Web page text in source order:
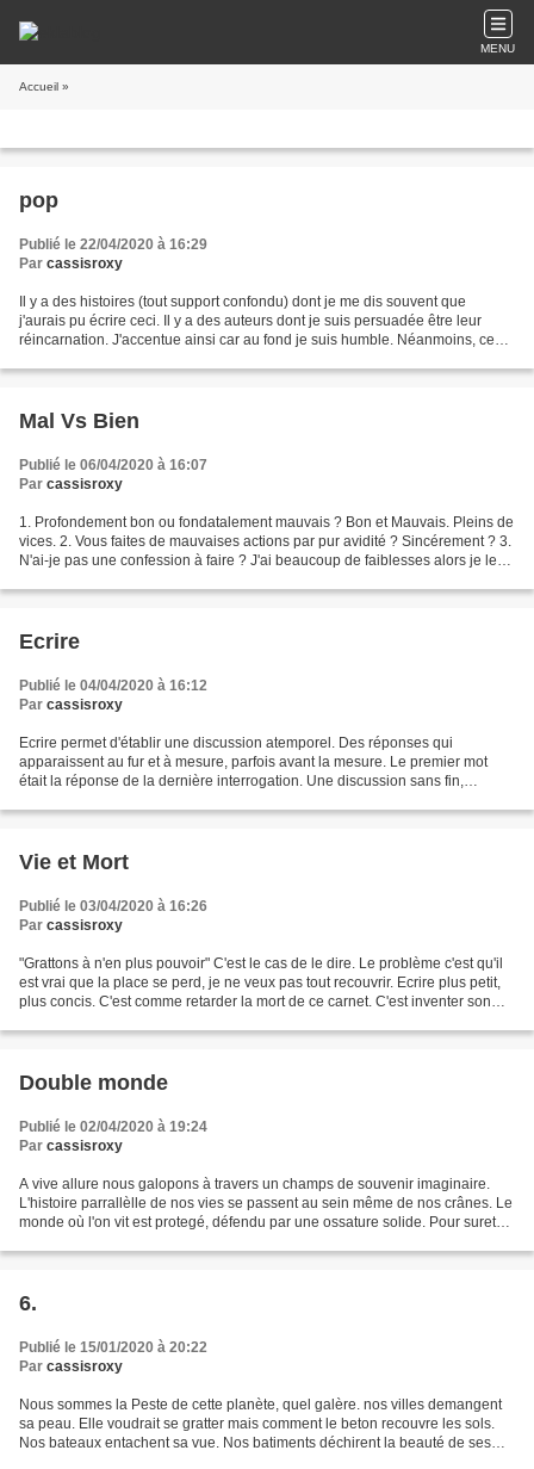
MENU
Accueil »
pop
Publié le 22/04/2020 à 16:29
Par cassisroxy
Il y a des histoires (tout support confondu) dont je me dis souvent que
j'aurais pu écrire ceci. Il y a des auteurs dont je suis persuadée être leur
réincarnation. J'accentue ainsi car au fond je suis humble. Néanmoins, ce
Mal Vs Bien
Publié le 06/04/2020 à 16:07
Par cassisroxy
1. Profondement bon ou fondatalement mauvais ? Bon et Mauvais. Pleins de
vices. 2. Vous faites de mauvaises actions par pur avidité ? Sincérement ? 3.
N'ai-je pas une confession à faire ? J'ai beaucoup de faiblesses alors je les
Ecrire
Publié le 04/04/2020 à 16:12
Par cassisroxy
Ecrire permet d'établir une discussion atemporel. Des réponses qui
apparaissent au fur et à mesure, parfois avant la mesure. Le premier mot
était la réponse de la dernière interrogation. Une discussion sans fin,
Vie et Mort
Publié le 03/04/2020 à 16:26
Par cassisroxy
"Grattons à n'en plus pouvoir" C'est le cas de le dire. Le problème c'est qu'il
est vrai que la place se perd, je ne veux pas tout recouvrir. Ecrire plus petit,
plus concis. C'est comme retarder la mort de ce carnet. C'est inventer son
Double monde
Publié le 02/04/2020 à 19:24
Par cassisroxy
A vive allure nous galopons à travers un champs de souvenir imaginaire.
L'histoire parrallèlle de nos vies se passent au sein même de nos crânes. Le
monde où l'on vit est protegé, défendu par une ossature solide. Pour sureté
6.
Publié le 15/01/2020 à 20:22
Par cassisroxy
Nous sommes la Peste de cette planète, quel galère. nos villes demangent
sa peau. Elle voudrait se gratter mais comment le beton recouvre les sols.
Nos bateaux entachent sa vue. Nos batiments déchirent la beauté de ses